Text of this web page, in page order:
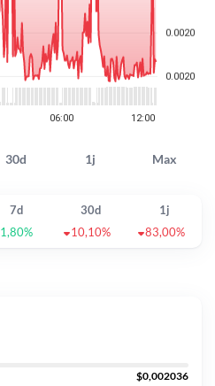
30d 1j Max
7d 30d
1j
1,80% 10,10% 83,00%
$0,002036